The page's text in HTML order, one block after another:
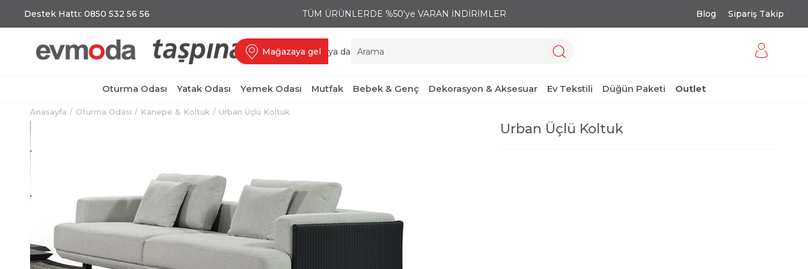
Destek Hattı: 0850 532 56 56 TÜM ÜRÜNLERDE %50'ye VARAN İNDİRİMLER Blog Sipariş Takip
Mağazaya gel ya da
Oturma Odası Yatak Odası Yemek Odası Mutfak Bebek & Genç Dekorasyon & Aksesuar Ev Tekstili Düğün Paketi Outlet
Anasayfa Oturma Odası Kanepe & Koltuk Urban Üçlü Koltuk
Urban Üçlü Koltuk